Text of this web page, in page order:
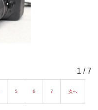
1 / 7
5 6 7 次へ